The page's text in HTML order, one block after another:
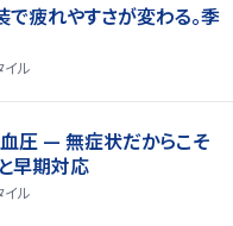
で疲れやすさが変わる。季
イル
圧 — 無症状だからこそ
早期対応
イル